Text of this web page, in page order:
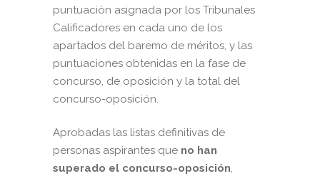
puntuación asignada por los Tribunales
Calificadores en cada uno de los
apartados del baremo de méritos, y las
puntuaciones obtenidas en la fase de
concurso, de oposición y la total del
concurso-oposición.
Aprobadas las listas definitivas de
personas aspirantes que no han
superado el concurso-oposición,